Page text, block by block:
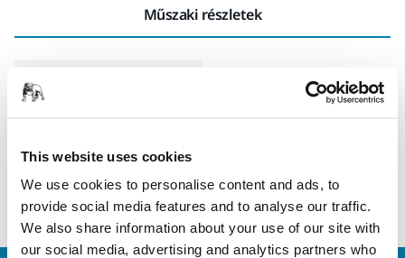
This website uses cookies
We use cookies to personalise content and ads, to
provide social media features and to analyse our traffic.
We also share information about your use of our site with
our social media, advertising and analytics partners who
Műszaki részletek
Hossz